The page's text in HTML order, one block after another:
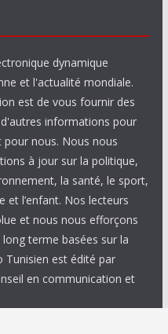
dynamique
et l'actualité mondiale.
est de vous fournir des
informations pour
nous. Nous nous
à jour sur la politique,
la santé, le sport,
l’enfant. Nos lecteurs
et nous nous efforçons
terme basées sur la
Tunisien est édité par
en communication et